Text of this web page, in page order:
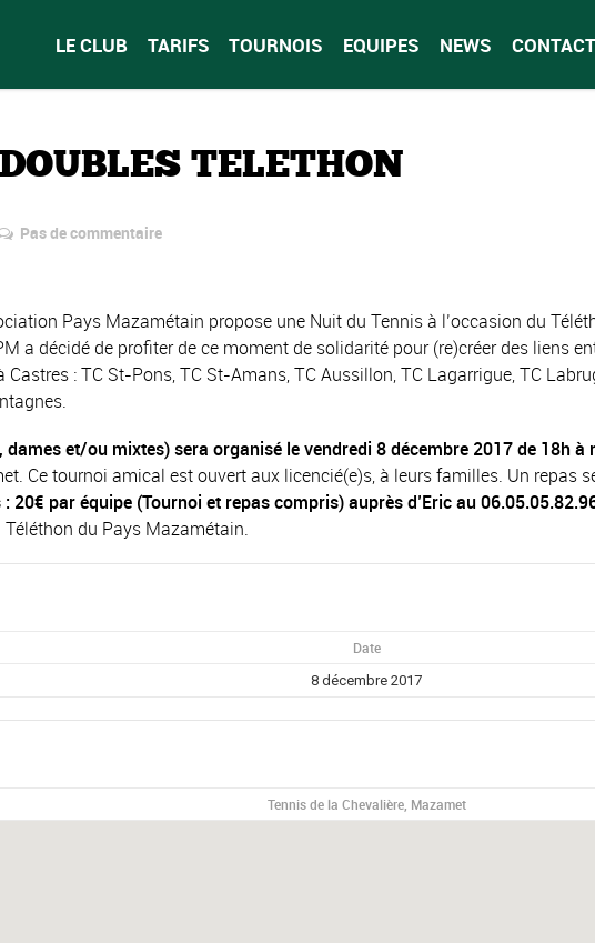
LE CLUB TARIFS TOURNOIS EQUIPES NEWS CONTACT
TELETHON
Pas de commentaire
Pays Mazamétain propose une Nuit du Tennis à l’occasion du
a décidé de profiter de ce moment de solidarité pour (re)créer des liens
Castres : TC St-Pons, TC St-Amans, TC Aussillon, TC Lagarrigue, TC
et/ou mixtes) sera organisé le vendredi 8 décembre 2017 de 18h à
Ce tournoi amical est ouvert aux licencié(e)s, à leurs familles. Un repas
20€ par équipe (Tournoi et repas compris) auprès d’Eric au
Téléthon du Pays Mazamétain.
Date
8 décembre 2017
Tennis de la Chevalière, Mazamet